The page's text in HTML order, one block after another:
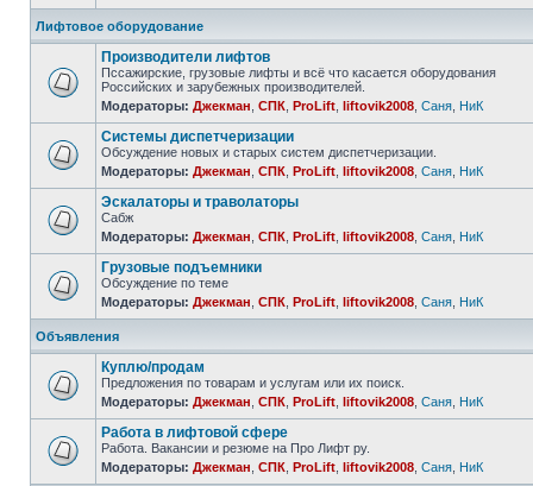
Лифтовое оборудование
Производители лифтов
Пссажирские, грузовые лифты и всё что касается оборудования
Российских и зарубежных производителей.
Модераторы: Джекман СПК ProLift liftovik2008 Саня НиК
Системы диспетчеризации
Обсуждение новых и старых систем диспетчеризации.
Модераторы: Джекман СПК ProLift liftovik2008 Саня НиК
Эскалаторы и траволаторы
Сабж
Модераторы: Джекман СПК ProLift liftovik2008 Саня НиК
Грузовые подъемники
Обсуждение по теме
Модераторы: Джекман СПК ProLift liftovik2008 Саня НиК
Объявления
Куплю/продам
Предложения по товарам и услугам или их поиск.
Модераторы: Джекман СПК ProLift liftovik2008 Саня НиК
Работа в лифтовой сфере
Работа. Вакансии и резюме на Про Лифт ру.
Модераторы: Джекман СПК ProLift liftovik2008 Саня НиК